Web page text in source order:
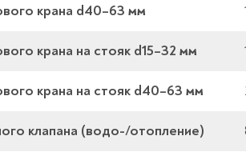
крана d40–63 мм
крана на стояк d15–32 мм
крана на стояк d40–63 мм
клапана (водо-/отопление)